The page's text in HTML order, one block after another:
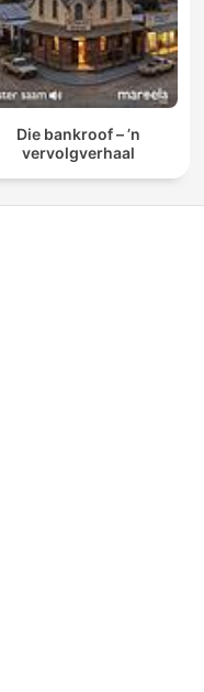
Die bankroof – ’n
vervolgverhaal